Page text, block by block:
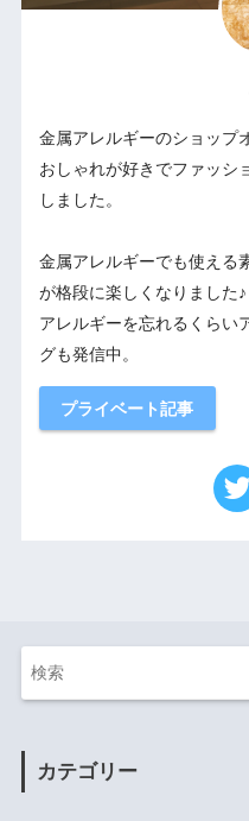
金属アレルギーのショップ
おしゃれが好きでファッシ
しました。
金属アレルギーでも使える
が格段に楽しくなりました
アレルギーを忘れるくらい
グも発信中。
プライベート記事
カテゴリー